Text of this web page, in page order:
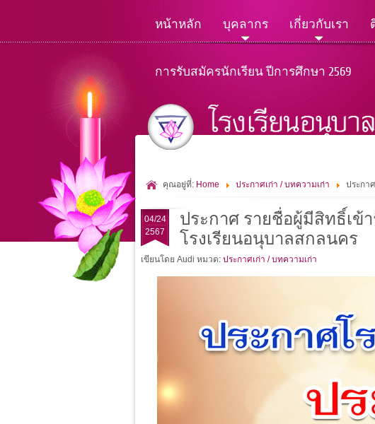
หน้าหลัก บุคลากร เกี่ยวกับเรา
การรับสมัครนักเรียน ปีการศึกษา 2569
คุณอยู่ที่: Home ประกาศเก่า / บทความเก่า ประกา
04/24
2567
ประกาศ รายชื่อผู้มีสิทธิ์เข้
โรงเรียนอนุบาลสกลนคร
เขียนโดย Audi หมวด: ประกาศเก่า / บทความเก่า